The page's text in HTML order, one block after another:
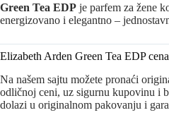
Green Tea EDP je parfem za žene
energizovano i elegantno –
Elizabeth Arden Green Tea EDP
Na našem sajtu možete pronaći
odličnoj ceni, uz sigurnu kupovinu i
dolazi u originalnom pakovanju i